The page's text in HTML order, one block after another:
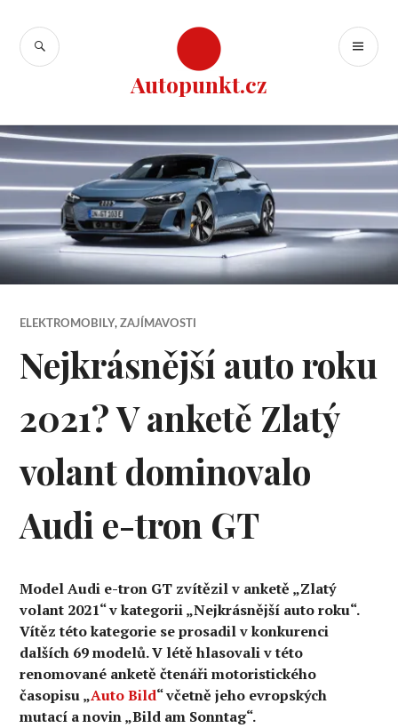
obsahu
Autopunkt.cz
HLEDAT
ELEKTROMOBILY,ZAJÍMAVOSTI
Nejkrásnější auto roku
2021? V anketě Zlatý
volant dominovalo
Audi e-tron GT
Model Audi e-tron GT zvítězil v anketě „Zlatý
volant 2021“ v kategorii „Nejkrásnější auto roku“.
Vítěz této kategorie se prosadil v konkurenci
dalších 69 modelů. V létě hlasovali v této
renomované anketě čtenáři motoristického
časopisu „Auto Bild“ včetně jeho evropských
mutací a novin „Bild am Sonntag“.